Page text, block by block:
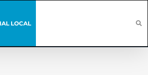
LOCAL